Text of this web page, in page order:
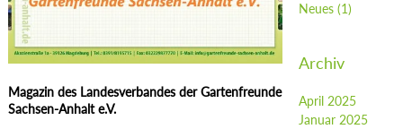
Magazin des Landesverbandes der Gartenfreunde
Sachsen-Anhalt e.V.
Neues(1)
Archiv
April 2025
Januar 2025